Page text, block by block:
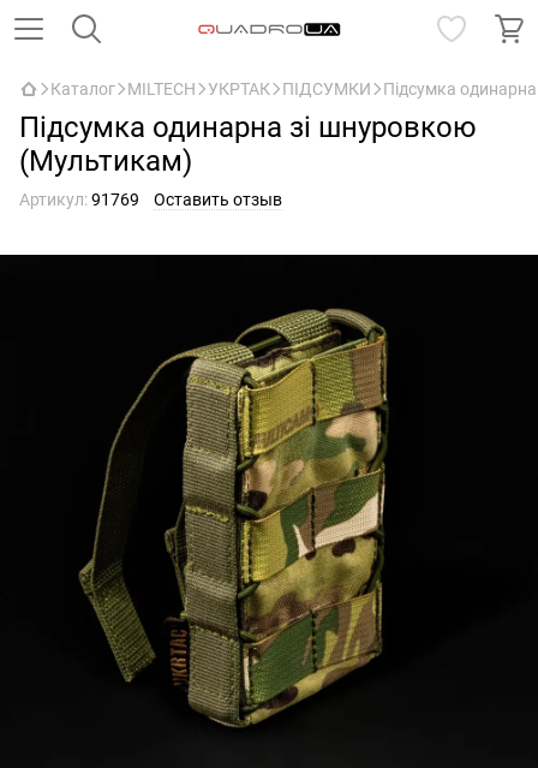
Каталог MILTECH УКРТАК ПІДСУМКИ Підсумка
Підсумка одинарна зі шнуровкою
(Мультикам)
Артикул:91769 Оставить отзыв